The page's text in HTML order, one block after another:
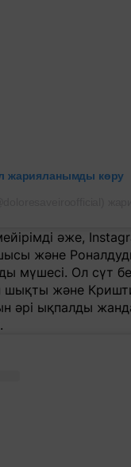
жарияланымды көру
әже,
және
мүшесі. Ол сүт
шықты және
әрі ықпалды